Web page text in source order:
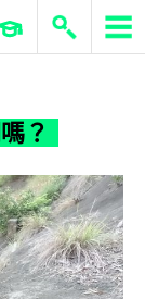
？
ERP 與商業 AI
？